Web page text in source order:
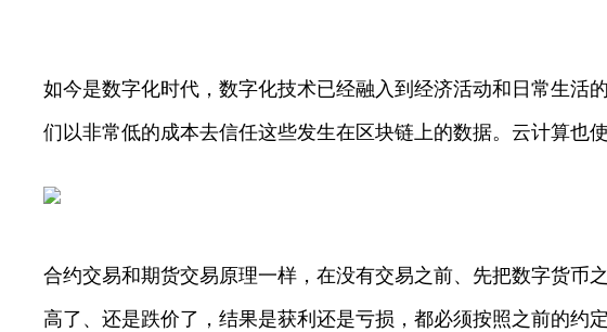
如今是数字化时代，数字化技术已经融入到经济活动和日常生活
们以非常低的成本去信任这些发生在区块链上的数据。云计算也
合约交易和期货交易原理一样，在没有交易之前、先把数字货币
高了、还是跌价了，结果是获利还是亏损，都必须按照之前的约定